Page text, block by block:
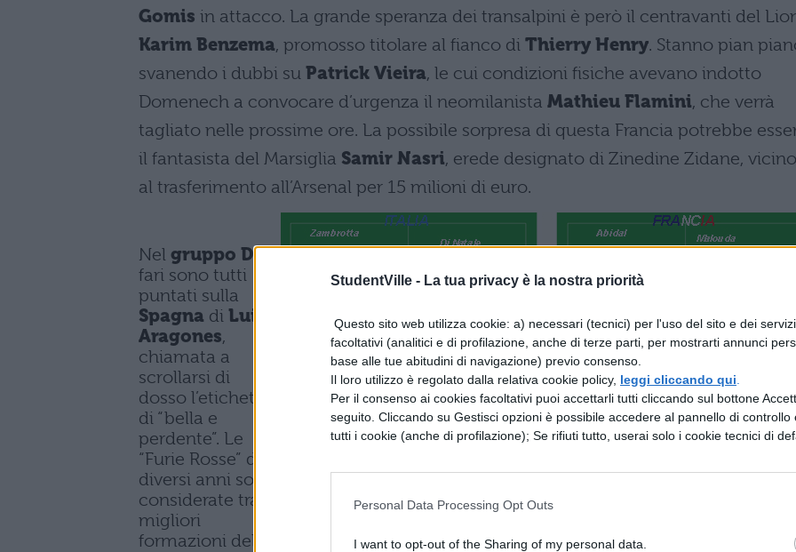
StudentVille - La tua privacy è la nostra priorità
Questo sito web utilizza cookie: a) necessari (tecnici) per l'uso del sito e dei
facoltativi (analitici e di profilazione, anche di terze parti, per mostrarti annunci
base alle tue abitudini di navigazione) previo consenso.
Il loro utilizzo è regolato dalla relativa cookie policy, leggi cliccando qui
Per il consenso ai cookies facoltativi puoi accettarli tutti cliccando sul bottone
seguito. Cliccando su Gestisci opzioni è possibile accedere al pannello di controllo
tutti i cookie (anche di profilazione); Se rifiuti tutto, userai solo i cookie tecnici di
Personal Data Processing Opt Outs
I want to opt-out of the Sharing of my personal data.
Gomis in attacco. La grande speranza dei transalpini è però il centravanti del
Karim Benzema, promosso titolare al fianco di Thierry Henry. Stanno pian
svanendo i dubbi su Patrick Vieira, le cui condizioni fisiche avevano indotto
Domenech a convocare d’urgenza il neomilanista Mathieu Flamini, che verrà
tagliato nelle prossime ore. La possibile sorpresa di questa Francia potrebbe
il fantasista del Marsiglia Samir Nasri, erede designato di Zinedine Zidane, vicino
al trasferimento all’Arsenal per 15 milioni di euro.
Nel gruppo Di
fari sono tutti
puntati sulla
Spagna di Luis
Aragones,
chiamata a
scrollarsi di
dosso l’etichetta
di “bella e
perdente”. Le
“Furie Rosse” da
diversi anni sono
considerate tra le
migliori
formazioni del